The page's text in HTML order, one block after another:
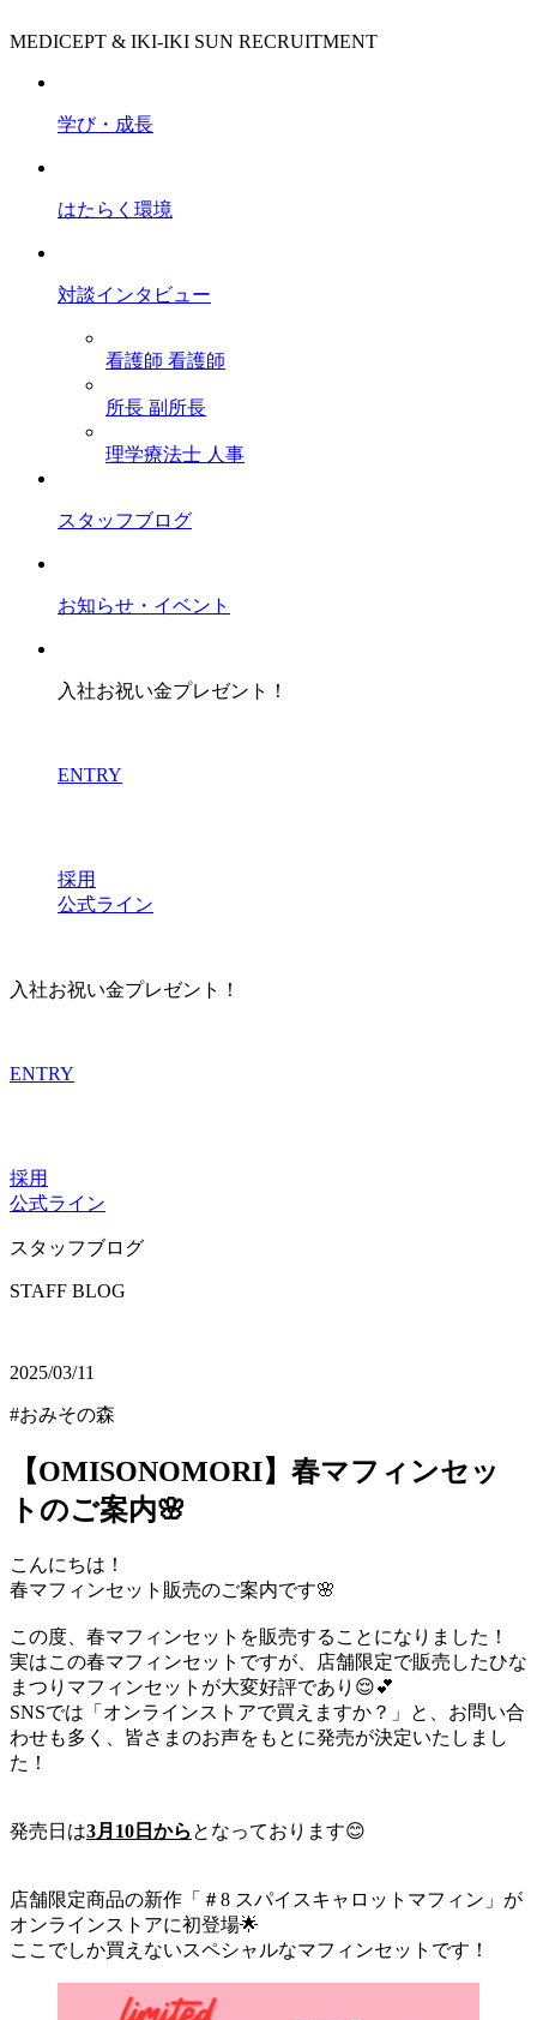
MEDICEPT & IKI-IKI SUN RECRUITMENT
学び・成長
はたらく環境
対談インタビュー
看護師 看護師
所長 副所長
理学療法士 人事
スタッフブログ
お知らせ・イベント
入社お祝い金プレゼント！
ENTRY
採用
公式ライン
入社お祝い金プレゼント！
ENTRY
採用
公式ライン
スタッフブログ
STAFF BLOG
2025/03/11
#おみその森
【OMISONOMORI】春マフィンセッ
トのご案内🌸
こんにちは！
春マフィンセット販売のご案内です🌸
この度、春マフィンセットを販売することになりました！
実はこの春マフィンセットですが、店舗限定で販売したひな
まつりマフィンセットが大変好評であり😌💕
SNSでは「オンラインストアで買えますか？」と、お問い合
わせも多く、皆さまのお声をもとに発売が決定いたしまし
た！
発売日は3月10日から となっております😊
店舗限定商品の新作「＃8 スパイスキャロットマフィン」が
オンラインストアに初登場🌟
ここでしか買えないスペシャルなマフィンセットです！